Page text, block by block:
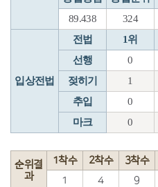
89.438 324
입상전법
전법 1위
선행
0
젖히기
1
추입
0
마크
0
순위결
과
1착수 2착수 3착수
1
4 9